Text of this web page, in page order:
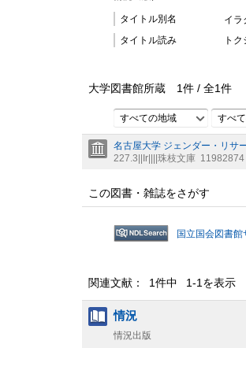
タイトル別名
イラ
タイトル読み
ト
大学図書館所蔵 1件 / 全1件
すべての地域 すべ
名古屋大学 ジェンダー・リサ
227.3||Ir||||珠枝文庫 11982874
この図書・雑誌をさがす
国立国会図書館
関連文献： 1件中 1-1を表示
情況
情況出版